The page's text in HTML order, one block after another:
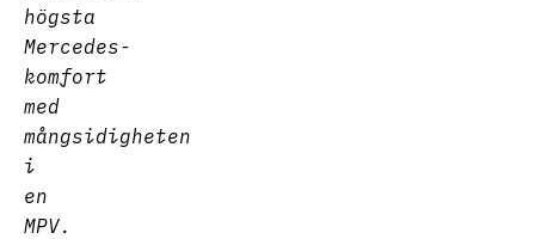
högsta
Mercedes-
komfort
med
mångsidigheten
i
en
MPV.